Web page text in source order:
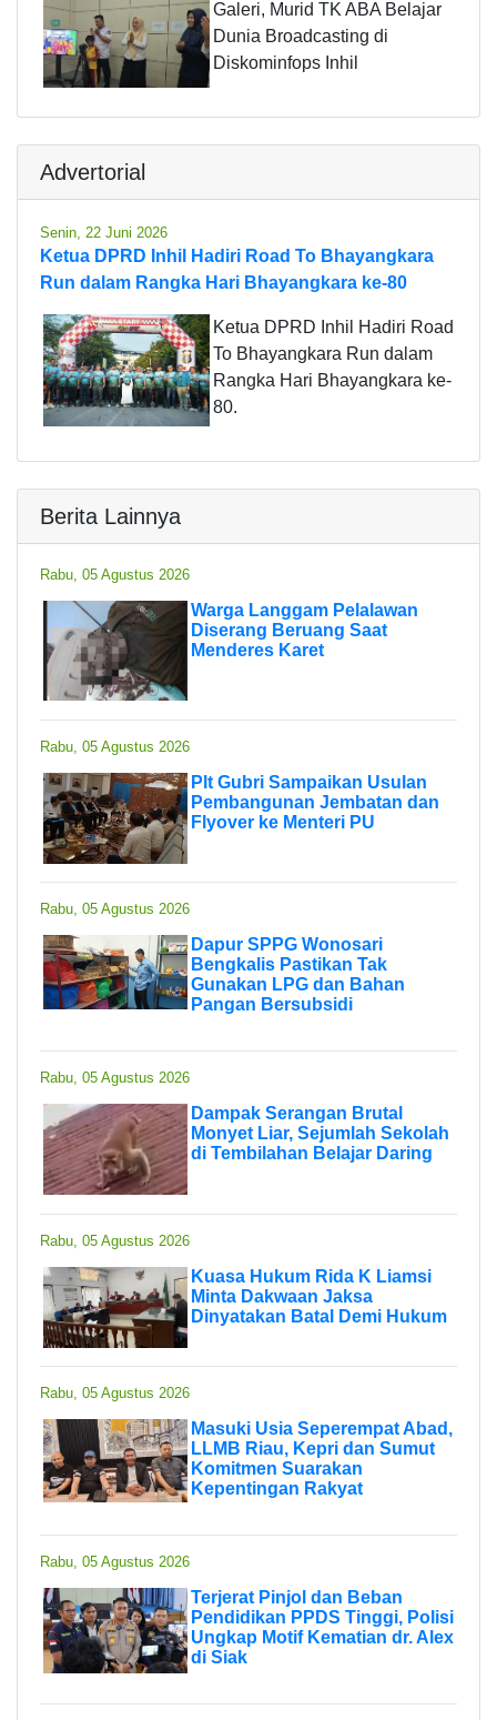
Galeri, Murid TK ABA Belajar
Dunia Broadcasting di
Diskominfops Inhil
Advertorial
Senin, 22 Juni 2026
Ketua DPRD Inhil Hadiri Road To Bhayangkara
Run dalam Rangka Hari Bhayangkara ke-80
Ketua DPRD Inhil Hadiri Road
To Bhayangkara Run dalam
Rangka Hari Bhayangkara ke-
80.
Berita Lainnya
Rabu, 05 Agustus 2026
Warga Langgam Pelalawan
Diserang Beruang Saat
Menderes Karet
Rabu, 05 Agustus 2026
Plt Gubri Sampaikan Usulan
Pembangunan Jembatan dan
Flyover ke Menteri PU
Rabu, 05 Agustus 2026
Dapur SPPG Wonosari
Bengkalis Pastikan Tak
Gunakan LPG dan Bahan
Pangan Bersubsidi
Rabu, 05 Agustus 2026
Dampak Serangan Brutal
Monyet Liar, Sejumlah Sekolah
di Tembilahan Belajar Daring
Rabu, 05 Agustus 2026
Kuasa Hukum Rida K Liamsi
Minta Dakwaan Jaksa
Dinyatakan Batal Demi Hukum
Rabu, 05 Agustus 2026
Masuki Usia Seperempat Abad,
LLMB Riau, Kepri dan Sumut
Komitmen Suarakan
Kepentingan Rakyat
Rabu, 05 Agustus 2026
Terjerat Pinjol dan Beban
Pendidikan PPDS Tinggi, Polisi
Ungkap Motif Kematian dr. Alex
di Siak